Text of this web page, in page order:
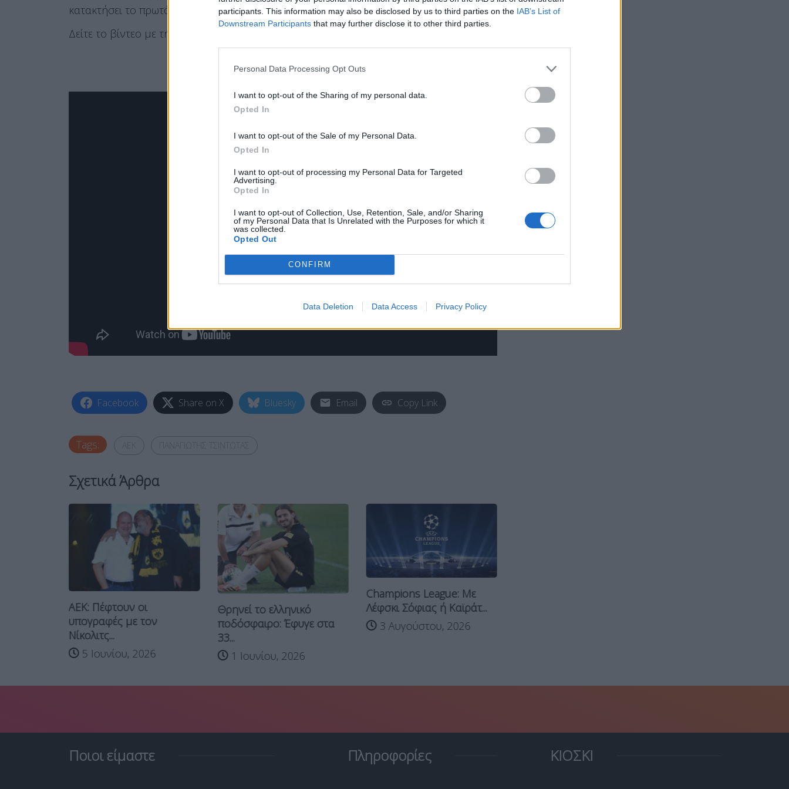
participants. This information may also be disclosed by us to third parties on the IAB’s List of
Downstream Participants that may further disclose it to other third parties.
Personal Data Processing Opt Outs
I want to opt-out of the Sharing of my personal data.
Opted In
I want to opt-out of the Sale of my Personal Data.
Opted In
I want to opt-out of processing my Personal Data for Targeted
Advertising.
Opted In
I want to opt-out of Collection, Use, Retention, Sale, and/or Sharing
of my Personal Data that Is Unrelated with the Purposes for which it
was collected.
Opted Out
CONFIRM
Data Deletion Data Access Privacy Policy
κατακτήσει το πρωτάθλημα.
Δείτε το βίντεο με την αποκλειστική συνέντευξη του
Facebook Share on X Bluesky Email Copy Link
Tags:
Σχετικά Άρθρα
ΑΕΚ: Πέφτουν οι
υπογραφές με τον
Νίκολιτς...
5 Ιουνίου, 2026
Θρηνεί το ελληνικό
ποδόσφαιρο: Έφυγε στα
33...
1 Ιουνίου, 2026
Champions League: Με
Λέφσκι Σόφιας ή Καϊράτ...
3 Αυγούστου, 2026
Ποιοι είμαστε Πληροφορίες ΚΙΟΣΚΙ